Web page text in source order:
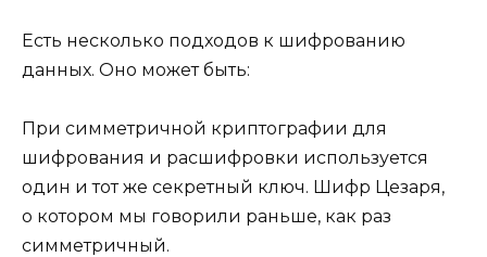
Есть несколько подходов к шифрованию
данных. Оно может быть:
При симметричной криптографии для
шифрования и расшифровки используется
один и тот же секретный ключ. Шифр Цезаря,
о котором мы говорили раньше, как раз
симметричный.